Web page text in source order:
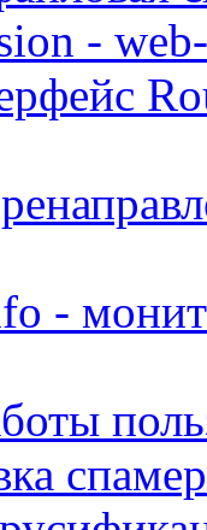
-
-